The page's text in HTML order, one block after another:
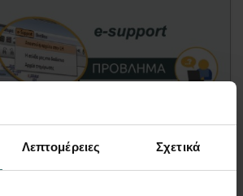
Λεπτομέρειες Σχετικά
Article